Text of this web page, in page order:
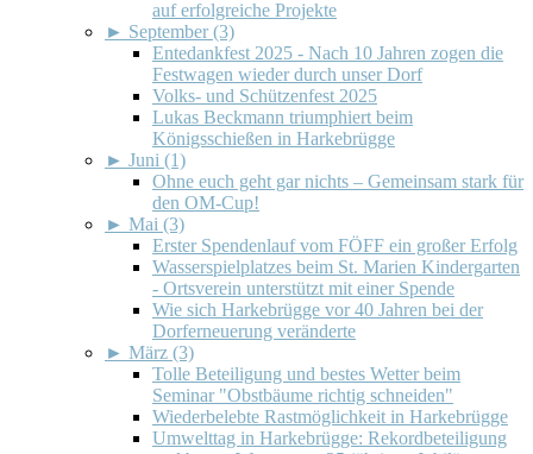
auf erfolgreiche Projekte
► September (3)
Entedankfest 2025 - Nach 10 Jahren zogen die
Festwagen wieder durch unser Dorf
Volks- und Schützenfest 2025
Lukas Beckmann triumphiert beim
Königsschießen in Harkebrügge
► Juni (1)
Ohne euch geht gar nichts – Gemeinsam stark für
den OM-Cup!
► Mai (3)
Erster Spendenlauf vom FÖFF ein großer Erfolg
Wasserspielplatzes beim St. Marien Kindergarten
- Ortsverein unterstützt mit einer Spende
Wie sich Harkebrügge vor 40 Jahren bei der
Dorferneuerung veränderte
► März (3)
Tolle Beteiligung und bestes Wetter beim
Seminar "Obstbäume richtig schneiden"
Wiederbelebte Rastmöglichkeit in Harkebrügge
Umwelttag in Harkebrügge: Rekordbeteiligung